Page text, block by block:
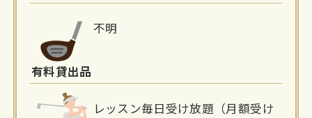
有料貸出品
不明
レッスン毎日受け放題（月額受け